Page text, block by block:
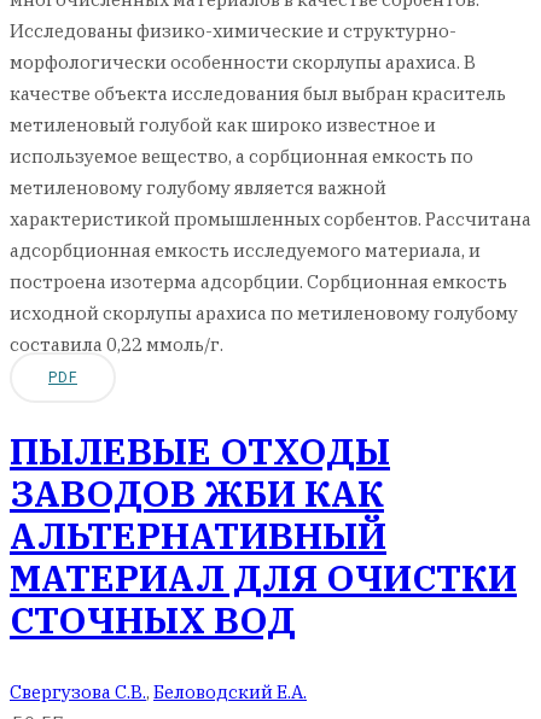
Исследованы физико-химические и структурно-
морфологически особенности скорлупы арахиса. В
качестве объекта исследования был выбран краситель
метиленовый голубой как широко известное и
используемое вещество, а сорбционная емкость по
метиленовому голубому является важной
характеристикой промышленных сорбентов. Рассчитана
адсорбционная емкость исследуемого материала, и
построена изотерма адсорбции. Сорбционная емкость
исходной скорлупы арахиса по метиленовому голубому
составила 0,22 ммоль/г.
PDF
ПЫЛЕВЫЕ ОТХОДЫ
ЗАВОДОВ ЖБИ КАК
АЛЬТЕРНАТИВНЫЙ
МАТЕРИАЛ ДЛЯ ОЧИСТКИ
СТОЧНЫХ ВОД
Свергузова С.В., Беловодский Е.А.